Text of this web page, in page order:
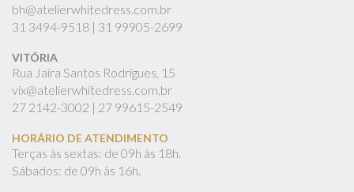
bh@atelierwhitedress.com.br
31 3494-9518 | 31 99905-2699
VITÓRIA
Rua Jaíra Santos Rodrigues, 15
vix@atelierwhitedress.com.br
27 2142-3002 | 27 99615-2549
HORÁRIO DE ATENDIMENTO
Terças às sextas: de 09h às 18h.
Sábados: de 09h às 16h.